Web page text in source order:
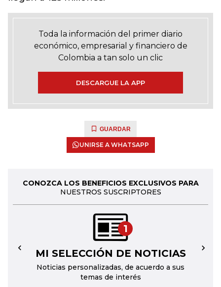
Toda la información del primer diario
económico, empresarial y financiero de
Colombia a tan solo un clic
DESCARGUE LA APP
GUARDAR
UNIRSE A WHATSAPP
CONOZCA LOS BENEFICIOS EXCLUSIVOS PARA
NUESTROS SUSCRIPTORES
1
MI SELECCIÓN DE NOTICIAS
Noticias personalizadas, de acuerdo a sus
temas de interés
← →